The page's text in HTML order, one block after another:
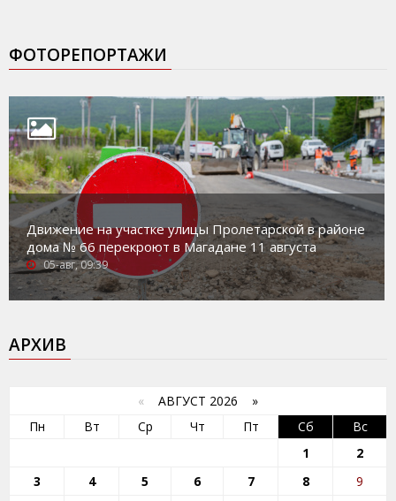
ФОТОРЕПОРТАЖИ
Движение на участке улицы Пролетарской в районе
дома № 66 перекроют в Магадане 11 августа
05-авг, 09:39
АРХИВ
« АВГУСТ 2026 »
Пн
Вт Ср Чт Пт Сб
Вс
1
2
3
4 5 6 7 8 9